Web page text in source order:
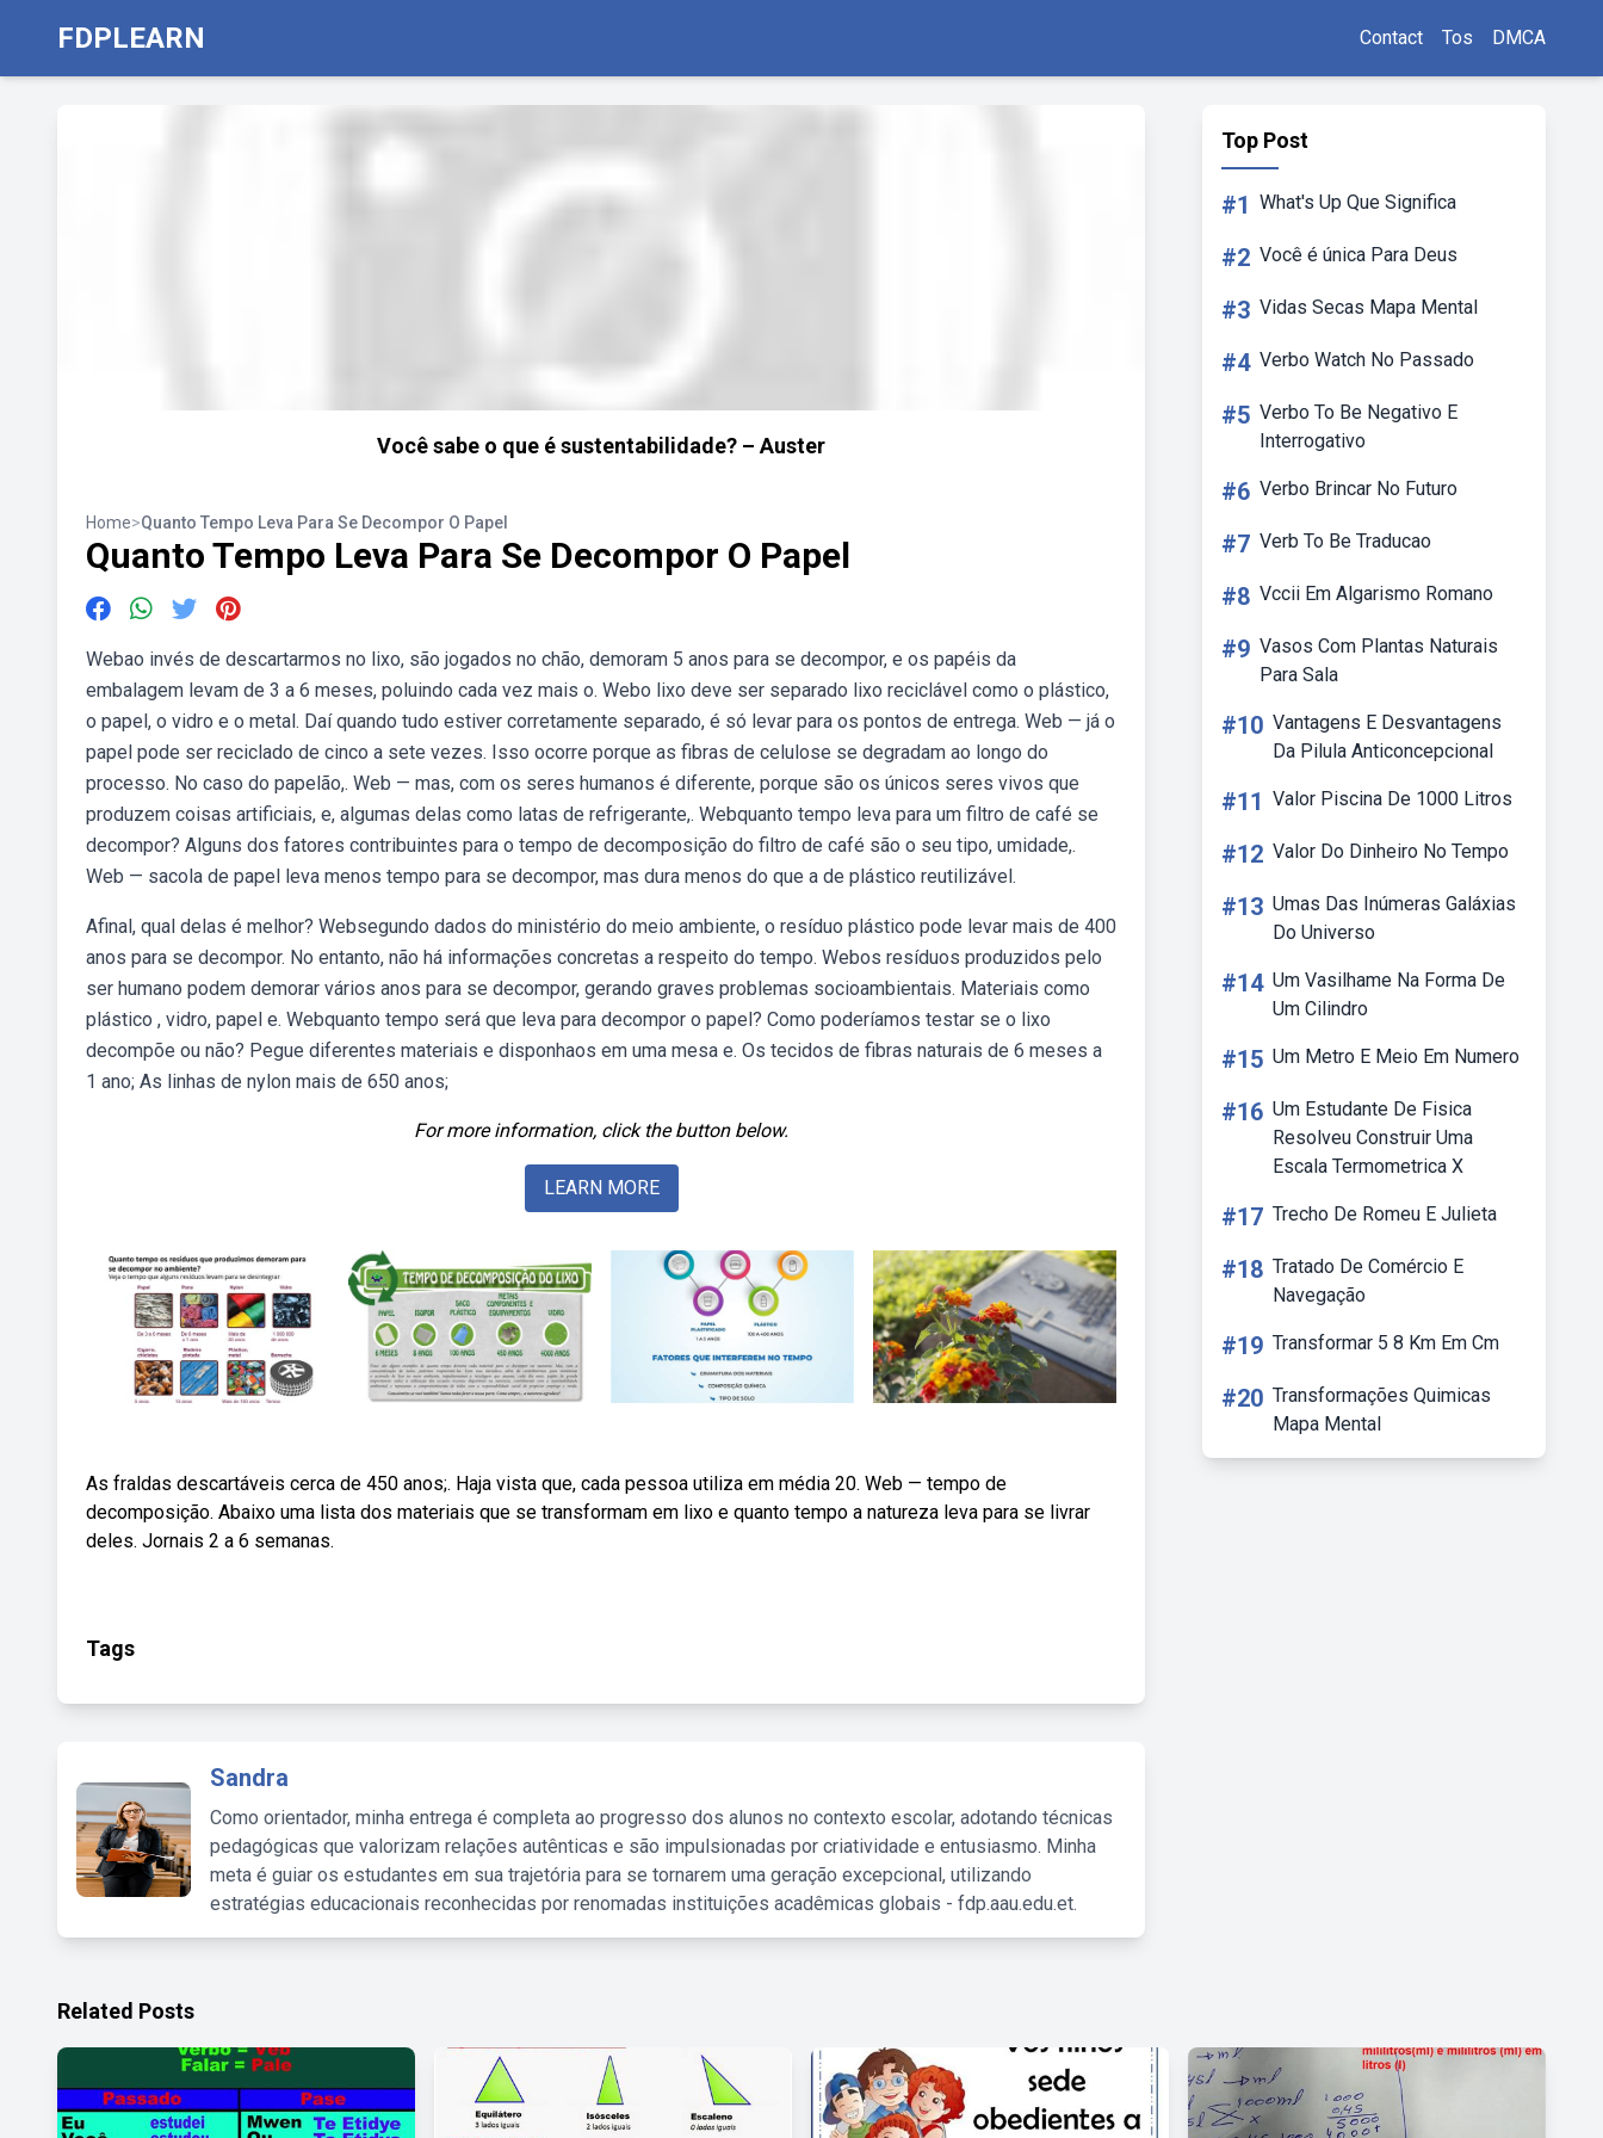
FDPLEARN Contact Tos DMCA
Você sabe o que é sustentabilidade? – Auster
Home>Quanto Tempo Leva Para Se Decompor O Papel
Quanto Tempo Leva Para Se Decompor O Papel
Webao invés de descartarmos no lixo, são jogados no chão, demoram 5 anos para se decompor, e os papéis da
embalagem levam de 3 a 6 meses, poluindo cada vez mais o. Webo lixo deve ser separado lixo reciclável como o plástico,
o papel, o vidro e o metal. Daí quando tudo estiver corretamente separado, é só levar para os pontos de entrega. Web — já o
papel pode ser reciclado de cinco a sete vezes. Isso ocorre porque as fibras de celulose se degradam ao longo do
processo. No caso do papelão,. Web — mas, com os seres humanos é diferente, porque são os únicos seres vivos que
produzem coisas artificiais, e, algumas delas como latas de refrigerante,. Webquanto tempo leva para um filtro de café se
decompor? Alguns dos fatores contribuintes para o tempo de decomposição do filtro de café são o seu tipo, umidade,.
Web — sacola de papel leva menos tempo para se decompor, mas dura menos do que a de plástico reutilizável.
Afinal, qual delas é melhor? Websegundo dados do ministério do meio ambiente, o resíduo plástico pode levar mais de 400
anos para se decompor. No entanto, não há informações concretas a respeito do tempo. Webos resíduos produzidos pelo
ser humano podem demorar vários anos para se decompor, gerando graves problemas socioambientais. Materiais como
plástico , vidro, papel e. Webquanto tempo será que leva para decompor o papel? Como poderíamos testar se o lixo
decompõe ou não? Pegue diferentes materiais e disponha­os em uma mesa e. Os tecidos de fibras naturais de 6 meses a
1 ano; As linhas de nylon mais de 650 anos;
For more information, click the button below.
LEARN MORE
As fraldas descartáveis cerca de 450 anos;. Haja vista que, cada pessoa utiliza em média 20. Web — tempo de
decomposição. Abaixo uma lista dos materiais que se transformam em lixo e quanto tempo a natureza leva para se livrar
deles. Jornais 2 a 6 semanas.
Tags
Sandra
Como orientador, minha entrega é completa ao progresso dos alunos no contexto escolar, adotando técnicas
pedagógicas que valorizam relações autênticas e são impulsionadas por criatividade e entusiasmo. Minha
meta é guiar os estudantes em sua trajetória para se tornarem uma geração excepcional, utilizando
estratégias educacionais reconhecidas por renomadas instituições acadêmicas globais - fdp.aau.edu.et.
Top Post
#1 What's Up Que Significa
#2 Você é única Para Deus
#3 Vidas Secas Mapa Mental
#4 Verbo Watch No Passado
#5 Verbo To Be Negativo E
Interrogativo
#6 Verbo Brincar No Futuro
#7 Verb To Be Traducao
#8 Vccii Em Algarismo Romano
#9 Vasos Com Plantas Naturais
Para Sala
#10 Vantagens E Desvantagens
Da Pilula Anticoncepcional
#11 Valor Piscina De 1000 Litros
#12 Valor Do Dinheiro No Tempo
#13 Umas Das Inúmeras Galáxias
Do Universo
#14 Um Vasilhame Na Forma De
Um Cilindro
#15 Um Metro E Meio Em Numero
#16 Um Estudante De Fisica
Resolveu Construir Uma
Escala Termometrica X
#17 Trecho De Romeu E Julieta
#18 Tratado De Comércio E
Navegação
#19 Transformar 5 8 Km Em Cm
#20 Transformações Quimicas
Mapa Mental
Related Posts